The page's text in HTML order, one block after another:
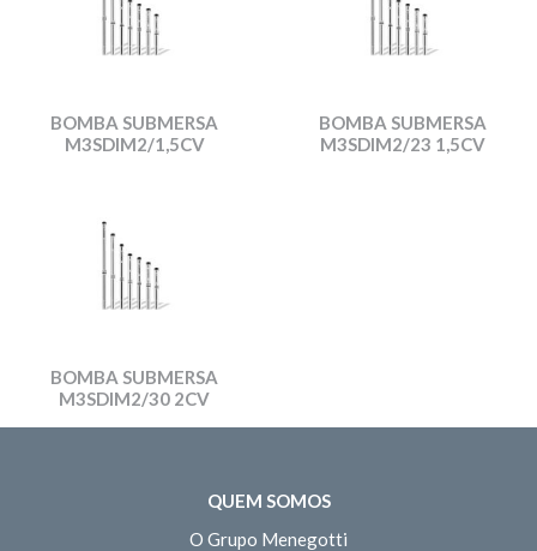
BOMBA SUBMERSA
M3SDIM2/1,5CV
BOMBA SUBMERSA
M3SDIM2/23 1,5CV
BOMBA SUBMERSA
M3SDIM2/30 2CV
QUEM SOMOS
O Grupo Menegotti